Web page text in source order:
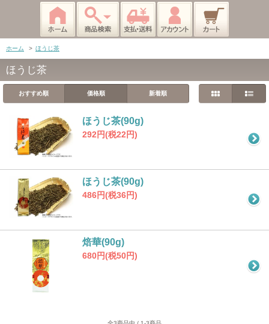
ホーム > ほうじ茶
ほうじ茶
おすすめ順 価格順 新着順
ほうじ茶(90g)
292円(税22円)
ほうじ茶(90g)
486円(税36円)
焙華(90g)
680円(税50円)